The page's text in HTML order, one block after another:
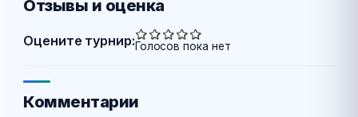
Отзывы и оценка
Оцените турнир:Голосов пока нет
Комментарии